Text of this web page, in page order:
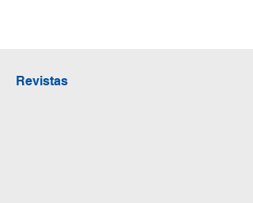
Revistas